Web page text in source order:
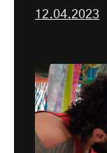
12.04.2023